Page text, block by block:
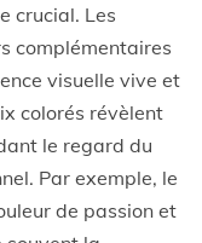
crucial. Les
complémentaires
visuelle vive et
colorés révèlent
le regard du
Par exemple, le
de passion et